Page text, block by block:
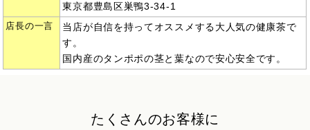
東京都豊島区巣鴨3-34-1
店長の一言
当店が自信を持ってオススメする大人気の健康茶で
す。
国内産のタンポポの茎と葉なので安心安全です。
たくさんのお客様に